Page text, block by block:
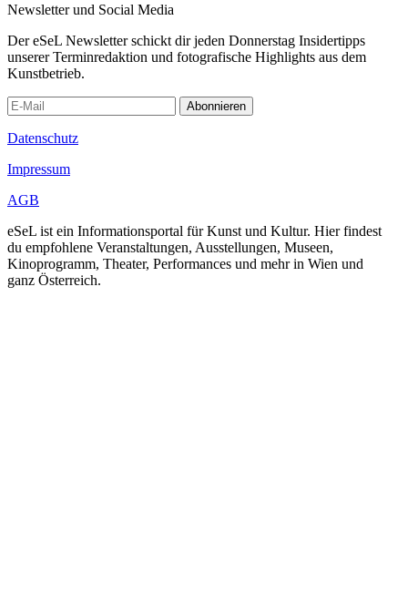
Newsletter und Social Media
Der eSeL Newsletter schickt dir jeden Donnerstag Insidertipps
unserer Terminredaktion und fotografische Highlights aus dem
Kunstbetrieb.
Abonnieren
Datenschutz
Impressum
AGB
eSeL ist ein Informationsportal für Kunst und Kultur. Hier findest
du empfohlene Veranstaltungen, Ausstellungen, Museen,
Kinoprogramm, Theater, Performances und mehr in Wien und
ganz Österreich.